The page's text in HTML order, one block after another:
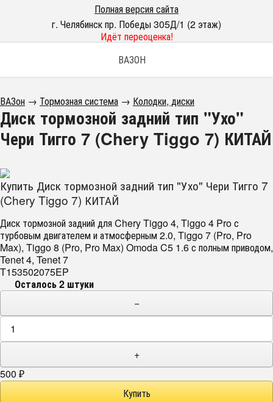
Полная версия сайта
г. Челябинск пр. Победы 305Д/1 (2 этаж)
Идёт переоценка!
ВАЗОН
ВАЗон → Тормозная система → Колодки, диски
Диск тормозной задний тип "Ухо"
Чери Тигго 7 (Chery Tiggo 7) КИТАЙ
Купить Диск тормозной задний тип "Ухо" Чери Тигго 7
(Chery Tiggo 7) КИТАЙ
Диск тормозной задний для Chery Tiggo 4, Tiggo 4 Pro с
турбовым двигателем и атмосферным 2.0, Tiggo 7 (Pro, Pro
Max), Tiggo 8 (Pro, Pro Max) Omoda C5 1.6 с полным приводом,
Tenet 4, Tenet 7
T153502075EP
Осталось 2 штуки
−
+
500 ₽